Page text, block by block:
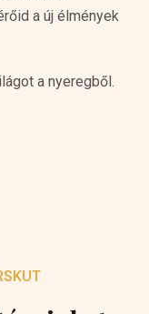
a új élmények
a nyeregből.